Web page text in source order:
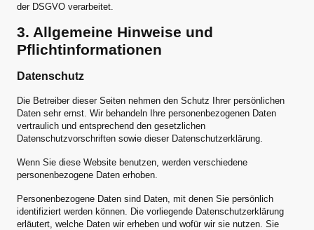
der DSGVO verarbeitet.
3. Allgemeine Hinweise und
Pflichtinformationen
Datenschutz
Die Betreiber dieser Seiten nehmen den Schutz Ihrer persönlichen
Daten sehr ernst. Wir behandeln Ihre personenbezogenen Daten
vertraulich und entsprechend den gesetzlichen
Datenschutzvorschriften sowie dieser Datenschutzerklärung.
Wenn Sie diese Website benutzen, werden verschiedene
personenbezogene Daten erhoben.
Personenbezogene Daten sind Daten, mit denen Sie persönlich
identifiziert werden können. Die vorliegende Datenschutzerklärung
erläutert, welche Daten wir erheben und wofür wir sie nutzen. Sie